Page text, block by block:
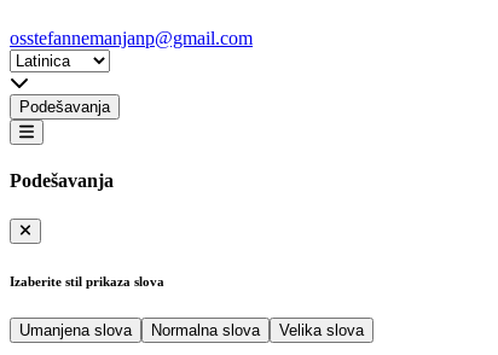
osstefannemanjanp@gmail.com
Podešavanja
Podešavanja
Izaberite stil prikaza slova
Umanjena slova Normalna slova Velika slova